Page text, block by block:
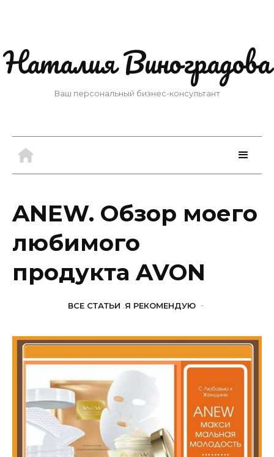
Наталия Виноградова
Ваш персональный бизнес-консультант
ANEW. Обзор моего
любимого
продукта AVON
ВСЕ СТАТЬИ ,Я РЕКОМЕНДУЮ -